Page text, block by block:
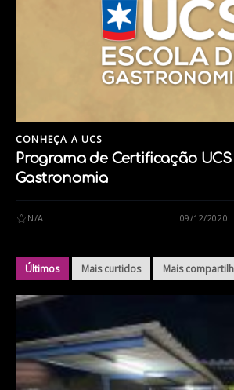
CONHEÇA A UCS
Programa de Certificação
Gastronomia
N/A 09/12/2020
Últimos Mais curtidos Mais